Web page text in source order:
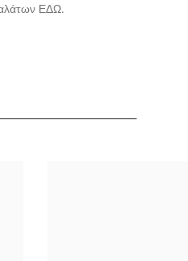
αλάτων ΕΔΩ.